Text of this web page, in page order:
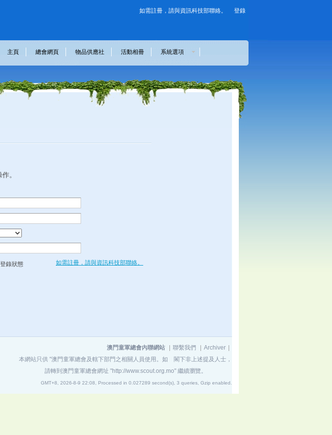
如需註冊，請與資訊科技部聯絡。 登錄
主頁 總會網頁 物品供應社 活動相冊 系統選項
。
如需註冊，請與資訊科技部聯絡。
錄狀態
澳門童軍總會內聯網站 聯繫我們 Archiver
本網站只供 "澳門童軍總會及轄下部門之相關人員使用。如 閣下非上述提及人士，
請轉到澳門童軍總會網址 "http://www.scout.org.mo"繼續瀏覽。
GMT+8, 2026-8-9 22:08, Processed in 0.027289 second(s), 3 queries, Gzip enabled